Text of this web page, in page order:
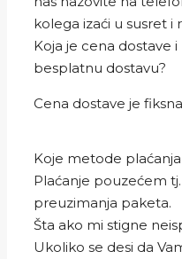
kolega izaći u susret i
Koja je cena dostave
besplatnu dostavu?
Cena dostave je
Koje metode
Plaćanje pouzećem
preuzimanja paketa.
Šta ako mi stigne
Ukoliko se desi da